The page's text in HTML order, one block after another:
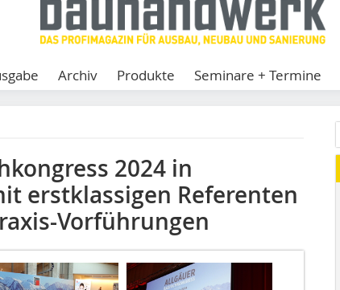
Archiv Produkte Seminare + Termine
2024 in
erstklassigen Referenten
Vorführungen